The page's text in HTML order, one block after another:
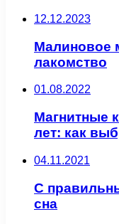
12.12.2023
Малиновое
лакомство
01.08.2022
Магнитные
лет: как
04.11.2021
С
сна